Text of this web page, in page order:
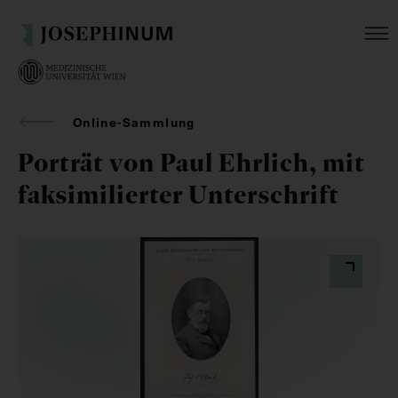
Online-Sammlung
Porträt von Paul Ehrlich, mit
faksimilierter Unterschrift